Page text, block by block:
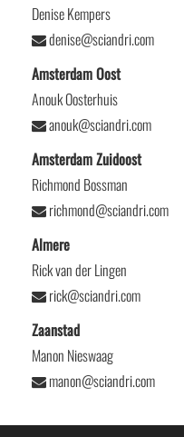
Denise Kempers
denise@sciandri.com
Amsterdam Oost
Anouk Oosterhuis
anouk@sciandri.com
Amsterdam Zuidoost
Richmond Bossman
richmond@sciandri.com
Almere
Rick van der Lingen
rick@sciandri.com
Zaanstad
Manon Nieswaag
manon@sciandri.com